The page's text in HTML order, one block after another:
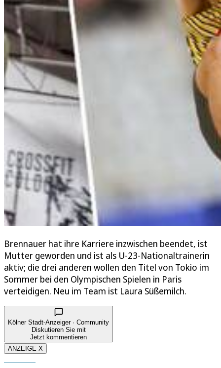
Brennauer hat ihre Karriere inzwischen beendet, ist
Mutter geworden und ist als U-23-Nationaltrainerin
aktiv; die drei anderen wollen den Titel von Tokio im
Sommer bei den Olympischen Spielen in Paris
verteidigen. Neu im Team ist Laura Süßemilch.
Kölner Stadt-Anzeiger · Community
Diskutieren Sie mit
Jetzt kommentieren
ANZEIGE X